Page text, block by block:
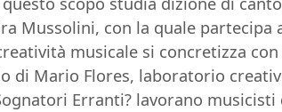
Mussolini, con la quale
musicale si concretizza
di Mario Flores, laboratorio
Erranti? lavorano